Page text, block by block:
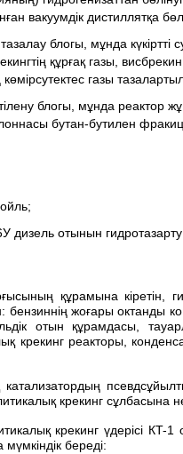
вакуумдік дистиллятқа
блогы, мұнда күкіртті
құрғақ газы,
газы
блогы, мұнда реактор
бутан-бутилен
дизель отынын
құрамына кіретін,
бензиннің жоғары октанды
отын құрамдасы,
крекинг реакторы,
крекинг сұлбасына
крекинг үдерісі
береді: